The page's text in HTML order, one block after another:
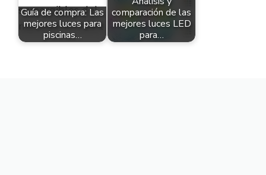
Guía de compra: Las
mejores luces para
piscinas…
comparación de las
mejores luces LED
para…